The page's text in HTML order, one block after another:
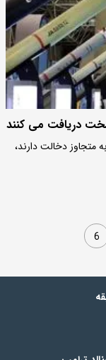
دریافت می کنند
متجاوز دخالت دارند،
6